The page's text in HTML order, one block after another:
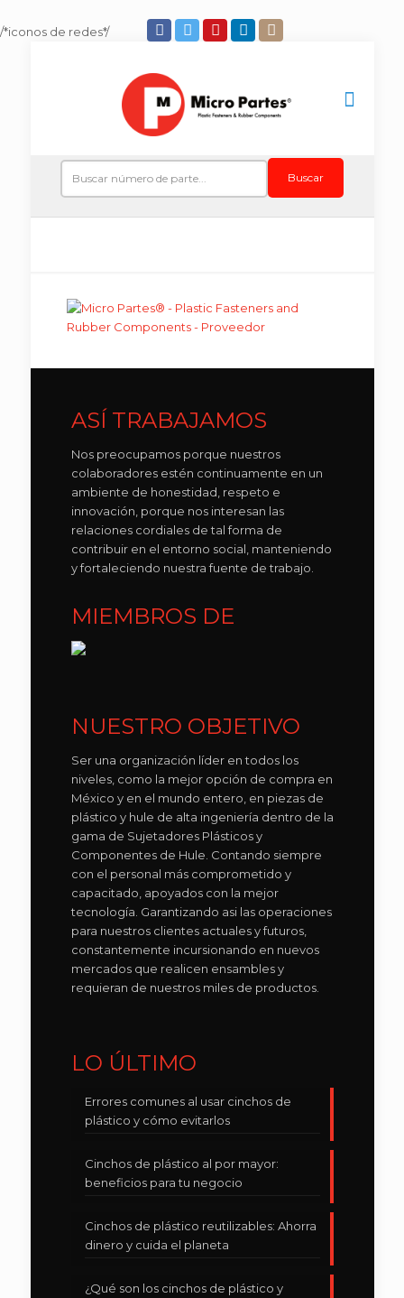
/*iconos de redes*/
Buscar
ASÍ TRABAJAMOS
Nos preocupamos porque nuestros
colaboradores estén continuamente en un
ambiente de honestidad, respeto e
innovación, porque nos interesan las
relaciones cordiales de tal forma de
contribuir en el entorno social, manteniendo
y fortaleciendo nuestra fuente de trabajo.
MIEMBROS DE
NUESTRO OBJETIVO
Ser una organización líder en todos los
niveles, como la mejor opción de compra en
México y en el mundo entero, en piezas de
plástico y hule de alta ingeniería dentro de la
gama de Sujetadores Plásticos y
Componentes de Hule. Contando siempre
con el personal más comprometido y
capacitado, apoyados con la mejor
tecnología. Garantizando asi las operaciones
para nuestros clientes actuales y futuros,
constantemente incursionando en nuevos
mercados que realicen ensambles y
requieran de nuestros miles de productos.
LO ÚLTIMO
Errores comunes al usar cinchos de
plástico y cómo evitarlos
Cinchos de plástico al por mayor:
beneficios para tu negocio
Cinchos de plástico reutilizables: Ahorra
dinero y cuida el planeta
¿Qué son los cinchos de plástico y